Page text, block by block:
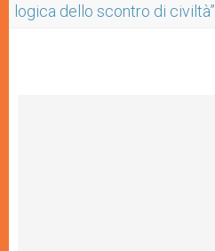
logica dello scontro di civiltà”